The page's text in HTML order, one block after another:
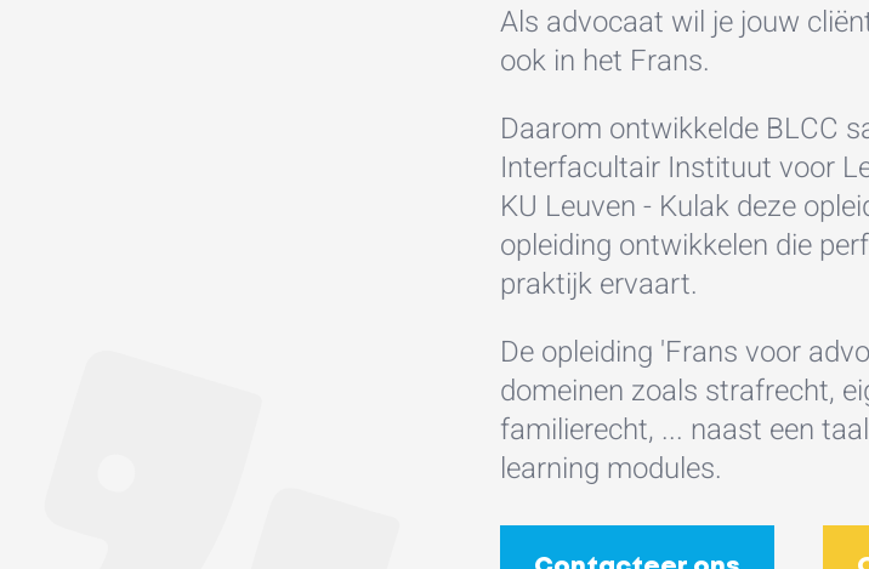
Als advocaat wil je jouw
ook in het Frans.
Daarom ontwikkelde BLCC
Interfacultair Instituut voor
KU Leuven - Kulak deze
opleiding ontwikkelen die
praktijk ervaart.
De opleiding 'Frans voor
domeinen zoals strafrecht,
familierecht, ... naast een
learning modules.